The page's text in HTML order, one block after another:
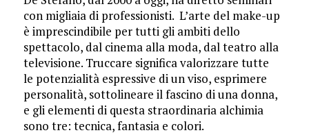
con migliaia di professionisti. L’arte del make-up
è imprescindibile per tutti gli ambiti dello
spettacolo, dal cinema alla moda, dal teatro alla
televisione. Truccare significa valorizzare tutte
le potenzialità espressive di un viso, esprimere
personalità, sottolineare il fascino di una donna,
e gli elementi di questa straordinaria alchimia
sono tre: tecnica, fantasia e colori.